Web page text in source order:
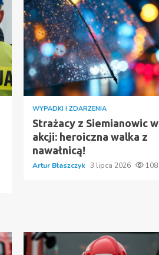
WYPADKI I ZDARZENIA
Strażacy z Siemianowic w
akcji: heroiczna walka z
nawałnicą!
Artur Błaszczyk 3 lipca 2026 108